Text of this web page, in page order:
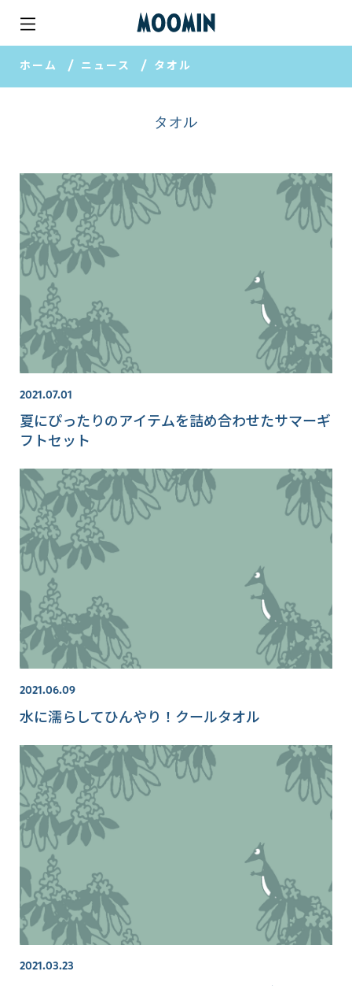
ホーム ニュース タオル
タオル
2021.07.01
夏にぴったりのアイテムを詰め合わせたサマーギ
フトセット
2021.06.09
水に濡らしてひんやり！クールタオル
2021.03.23